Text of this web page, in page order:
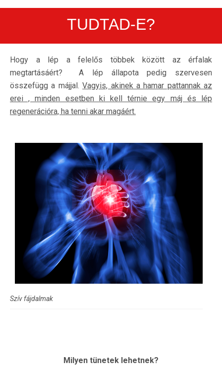
TUDTAD-E?
Hogy a lép a felelős többek között az érfalak
megtartásáért? A lép állapota pedig szervesen
összefügg a májjal.Vagyis, akinek a hamar pattannak az
erei , minden esetben ki kell térnie egy máj és lép
regenerációra, ha tenni akar magáért.
Szív fájdalmak
Milyen tünetek lehetnek?